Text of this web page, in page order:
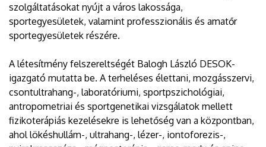
szolgáltatásokat nyújt a város lakossága,
sportegyesületek, valamint professzionális és amatőr
sportegyesületek részére.
A létesítmény felszereltségét Balogh László DESOK-
igazgató mutatta be. A terheléses élettani, mozgásszervi,
csontultrahang-, laboratóriumi, sportpszichológiai,
antropometriai és sportgenetikai vizsgálatok mellett
fizikoterápiás kezelésekre is lehetőség van a központban,
ahol lökéshullám-, ultrahang-, lézer-, iontoforezis-,